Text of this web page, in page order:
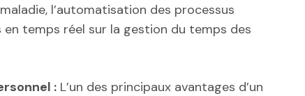
l’automatisation des processus
temps réel sur la gestion du temps des
: L’un des principaux avantages d’un